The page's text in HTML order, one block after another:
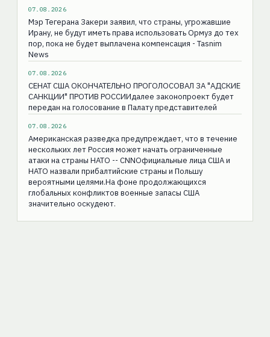
07.08.2026
Мэр Тегерана Закери заявил, что страны, угрожавшие
Ирану, не будут иметь права использовать Ормуз до тех
пор, пока не будет выплачена компенсация - Tasnim
News
07.08.2026
СЕНАТ США ОКОНЧАТЕЛЬНО ПРОГОЛОСОВАЛ ЗА "АДСКИЕ
САНКЦИИ" ПРОТИВ РОССИИдалее законопроект будет
передан на голосование в Палату представителей
07.08.2026
Американская разведка предупреждает, что в течение
нескольких лет Россия может начать ограниченные
атаки на страны НАТО -- CNNОфициальные лица США и
НАТО назвали прибалтийские страны и Польшу
вероятными целями.На фоне продолжающихся
глобальных конфликтов военные запасы США
значительно оскудеют.